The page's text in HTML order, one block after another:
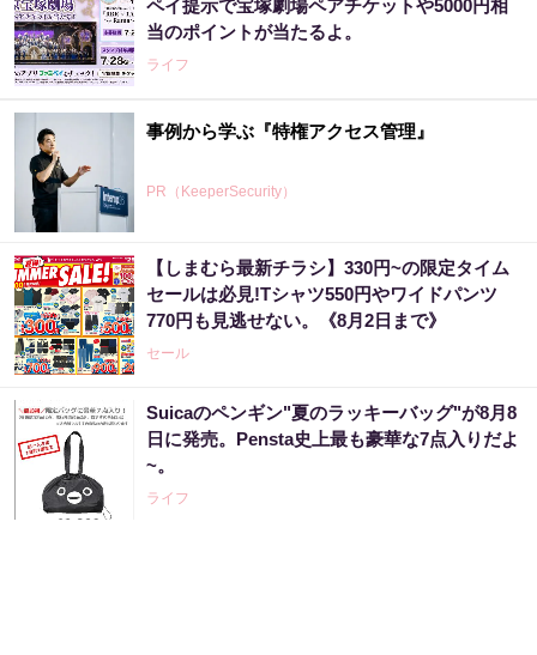
ペイ提示で宝塚劇場ペアチケットや5000円相
当のポイントが当たるよ。
ライフ
事例から学ぶ『特権アクセス管理』
PR（KeeperSecurity）
【しまむら最新チラシ】330円~の限定タイム
セールは必見!Tシャツ550円やワイドパンツ
770円も見逃せない。《8月2日まで》
セール
Suicaのペンギン"夏のラッキーバッグ"が8月8
日に発売。Pensta史上最も豪華な7点入りだよ
~。
ライフ